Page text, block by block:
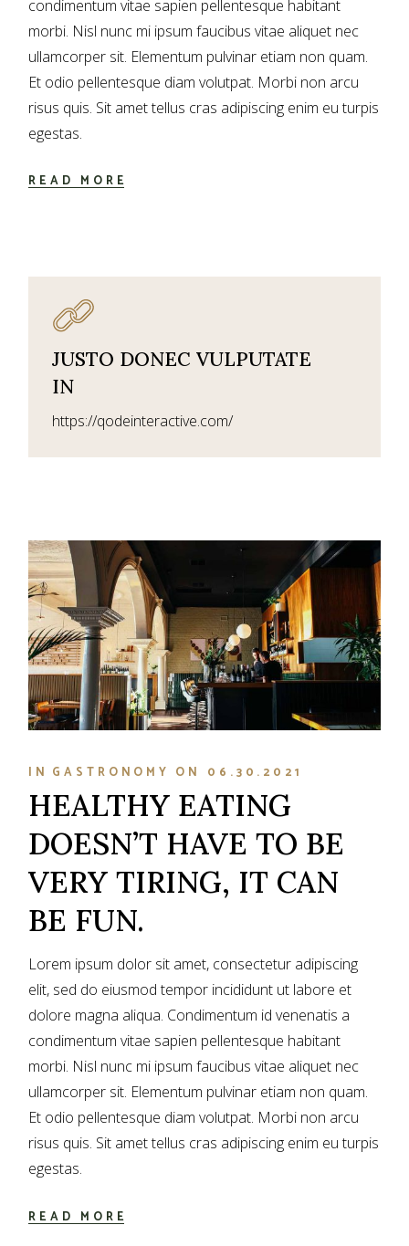
condimentum vitae sapien pellentesque habitant
morbi. Nisl nunc mi ipsum faucibus vitae aliquet nec
ullamcorper sit. Elementum pulvinar etiam non quam.
Et odio pellentesque diam volutpat. Morbi non arcu
risus quis. Sit amet tellus cras adipiscing enim eu turpis
egestas.
READ MORE
JUSTO DONEC VULPUTATE
IN
https://qodeinteractive.com/
IN GASTRONOMY ON 06.30.2021
HEALTHY EATING
DOESN’T HAVE TO BE
VERY TIRING, IT CAN
BE FUN.
Lorem ipsum dolor sit amet, consectetur adipiscing
elit, sed do eiusmod tempor incididunt ut labore et
dolore magna aliqua. Condimentum id venenatis a
condimentum vitae sapien pellentesque habitant
morbi. Nisl nunc mi ipsum faucibus vitae aliquet nec
ullamcorper sit. Elementum pulvinar etiam non quam.
Et odio pellentesque diam volutpat. Morbi non arcu
risus quis. Sit amet tellus cras adipiscing enim eu turpis
egestas.
READ MORE